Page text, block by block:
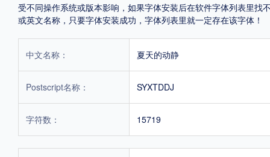
受不同操作系统或版本影响，如果字体安装后在软件字体列表里
或英文名称，只要字体安装成功，字体列表里就一定存在该字体！
中文名称： 夏天的动静
Postscript名称： SYXTDDJ
字符数： 15719